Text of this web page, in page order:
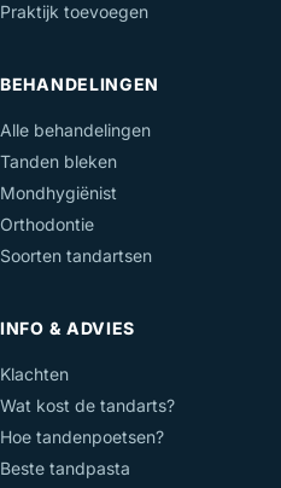
Praktijk toevoegen
BEHANDELINGEN
Alle behandelingen
Tanden bleken
Mondhygiënist
Orthodontie
Soorten tandartsen
INFO & ADVIES
Klachten
Wat kost de tandarts?
Hoe tandenpoetsen?
Beste tandpasta